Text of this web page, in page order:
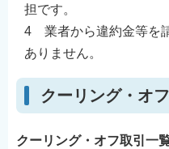
担です。
4 業者から違約金等を
ありません。
クーリング・オ
クーリング・オフ取引一